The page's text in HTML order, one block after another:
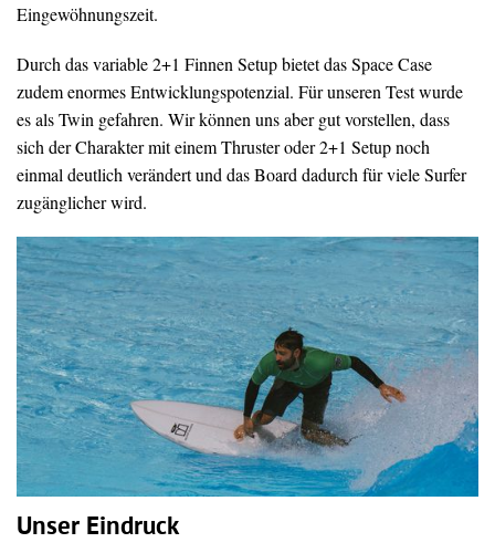
Eingewöhnungszeit.
Durch das variable 2+1 Finnen Setup bietet das Space Case
zudem enormes Entwicklungspotenzial. Für unseren Test wurde
es als Twin gefahren. Wir können uns aber gut vorstellen, dass
sich der Charakter mit einem Thruster oder 2+1 Setup noch
einmal deutlich verändert und das Board dadurch für viele Surfer
zugänglicher wird.
Unser Eindruck